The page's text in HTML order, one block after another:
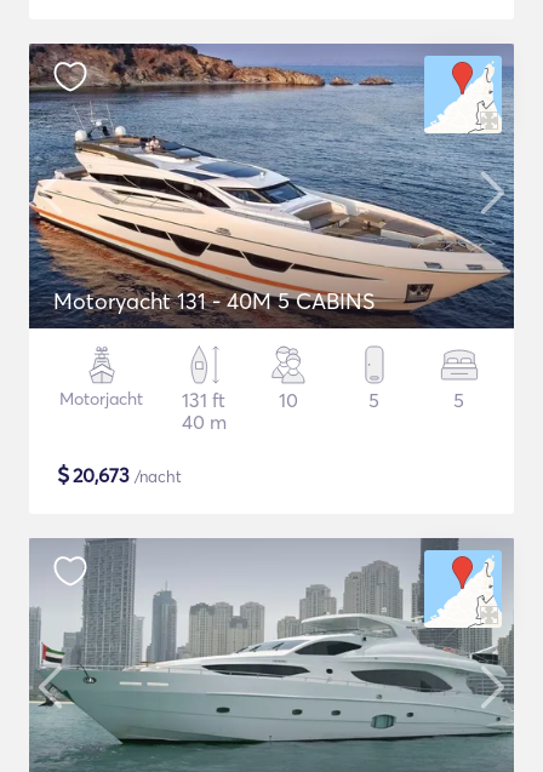
Motoryacht 131 - 40M 5 CABINS
Motorjacht
131 ft
40 m
10 5 5
$20,673 /nacht